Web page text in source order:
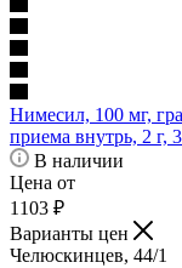
Нимесил, 100 мг,
приема внутрь, 2 г,
В наличии
Цена от
1103 ₽
Варианты цен
Челюскинцев, 44/1